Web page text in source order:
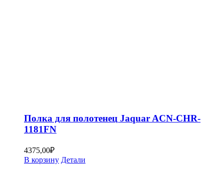
Полка для полотенец Jaquar ACN-CHR-
1181FN
4375,00₽
В корзину Детали